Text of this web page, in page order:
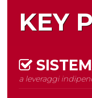
KEY
a leveraggi